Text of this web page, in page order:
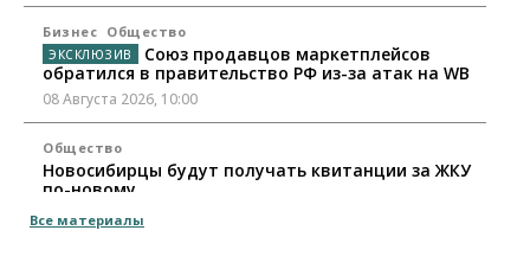
Бизнес Общество
Союз продавцов маркетплейсов
обратился в правительство РФ из-за атак на WB
08 Августа 2026, 10:00
Общество
Новосибирцы будут получать квитанции за ЖКУ
по-новому
08 Августа 2026, 09:00
Все материалы